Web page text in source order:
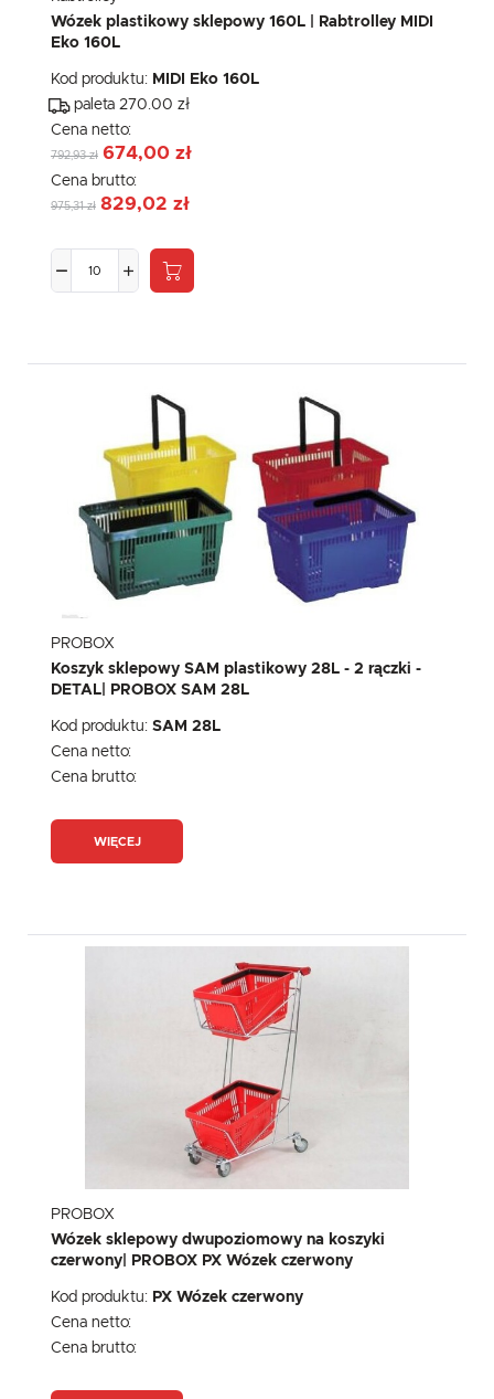
Wózek plastikowy sklepowy 160L | Rabtrolley MIDI
Eko 160L
Kod produktu: MIDI Eko 160L
paleta 270.00 zł
Cena netto:
792,93 zł 674,00 zł
Cena brutto:
975,31 zł 829,02 zł
PROBOX
Koszyk sklepowy SAM plastikowy 28L - 2 rączki -
DETAL| PROBOX SAM 28L
Kod produktu: SAM 28L
Cena netto:
Cena brutto:
WIĘCEJ
PROBOX
Wózek sklepowy dwupoziomowy na koszyki
czerwony| PROBOX PX Wózek czerwony
Kod produktu: PX Wózek czerwony
Cena netto:
Cena brutto: